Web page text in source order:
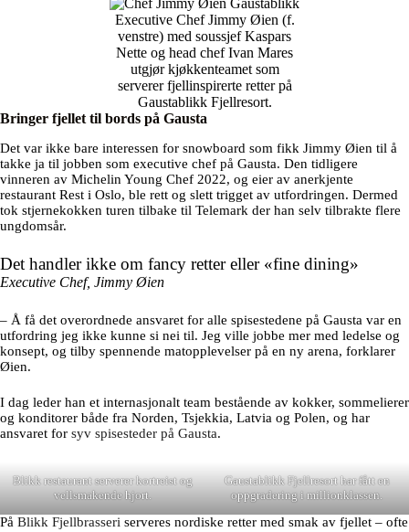
Executive Chef Jimmy Øien (f.
venstre) med soussjef Kaspars
Nette og head chef Ivan Mares
utgjør kjøkkenteamet som
serverer fjellinspirerte retter på
Gaustablikk Fjellresort.
Bringer fjellet til bords på Gausta
Det var ikke bare interessen for snowboard som fikk Jimmy Øien til å
takke ja til jobben som executive chef på Gausta. Den tidligere
vinneren av Michelin Young Chef 2022, og eier av anerkjente
restaurant Rest i Oslo, ble rett og slett trigget av utfordringen. Dermed
tok stjernekokken turen tilbake til Telemark der han selv tilbrakte flere
ungdomsår.
Det handler ikke om fancy retter eller «fine dining»
Executive Chef, Jimmy Øien
– Å få det overordnede ansvaret for alle spisestedene på Gausta var en
utfordring jeg ikke kunne si nei til. Jeg ville jobbe mer med ledelse og
konsept, og tilby spennende matopplevelser på en ny arena, forklarer
Øien.
I dag leder han et internasjonalt team bestående av kokker, sommelierer
og konditorer både fra Norden, Tsjekkia, Latvia og Polen, og har
ansvaret for syv spisesteder på Gausta.
Blikk restaurant serverer kortreist og
Gaustablikk Fjellresort har fått en